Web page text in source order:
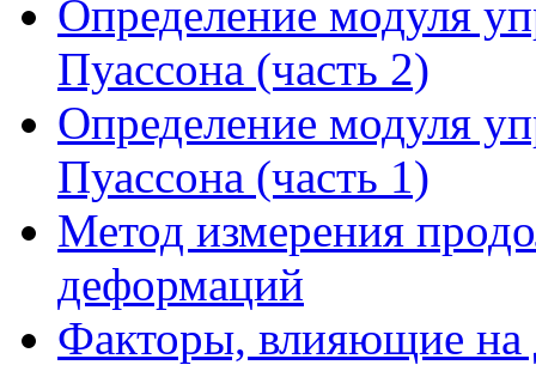
Определение модуля
Пуассона (часть 2)
Определение модуля
Пуассона (часть 1)
Метод измерения
деформаций
Факторы, влияющие на